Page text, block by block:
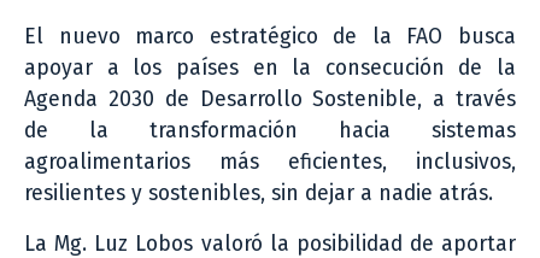
El nuevo marco estratégico de la FAO busca
apoyar a los países en la consecución de la
Agenda 2030 de Desarrollo Sostenible, a través
de la transformación hacia sistemas
agroalimentarios más eficientes, inclusivos,
resilientes y sostenibles, sin dejar a nadie atrás.
La Mg. Luz Lobos valoró la posibilidad de aportar